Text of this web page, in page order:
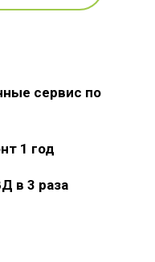
сервис по
1 год
в 3 раза